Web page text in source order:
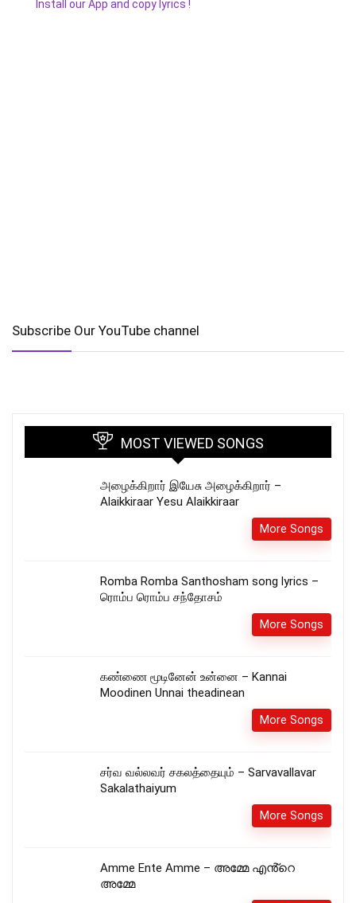
Install our App and copy lyrics !
Subscribe Our YouTube channel
MOST VIEWED SONGS
அழைக்கிறார் இயேசு அழைக்கிறார் –
Alaikkiraar Yesu Alaikkiraar
More Songs
Romba Romba Santhosham song lyrics –
ரொம்ப ரொம்ப சந்தோசம்
More Songs
கண்ணை மூடினேன் உன்னை – Kannai
Moodinen Unnai theadinean
More Songs
சர்வ வல்லவர் சகலத்தையும் – Sarvavallavar
Sakalathaiyum
More Songs
Amme Ente Amme – അമ്മേ എൻ്റെ
അമ്മേ